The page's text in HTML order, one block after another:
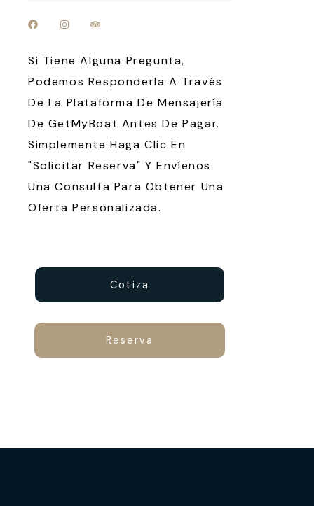
Si Tiene Alguna Pregunta,
Podemos Responderla A Través
De La Plataforma De Mensajería
De GetMyBoat Antes De Pagar.
Simplemente Haga Clic En
"Solicitar Reserva" Y Envíenos
Una Consulta Para Obtener Una
Oferta Personalizada.
Cotiza
Reserva